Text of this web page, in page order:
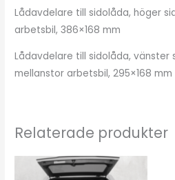
Lådavdelare till sidolåda, höger
arbetsbil, 386×168 mm
Lådavdelare till sidolåda, vänster
mellanstor arbetsbil, 295×168 mm
Relaterade produkter